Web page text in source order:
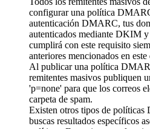
configurar una política
autenticación DMARC, tus
autenticados mediante DKIM
cumplirá con este requisito
anteriores mencionados en
Al publicar una política
remitentes masivos publiquen
'p=none' para que los correos
carpeta de spam.
Existen otros tipos de
buscas resultados específicos